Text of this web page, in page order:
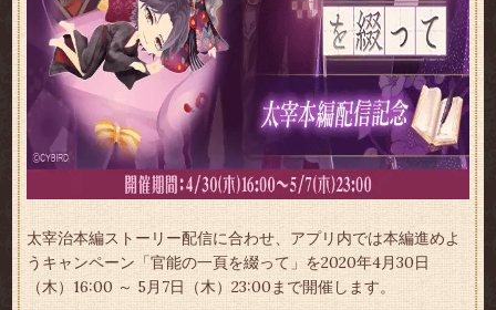
太宰治本編ストーリー配信に合わせ、アプリ内では本編進めよ
うキャンペーン「官能の一頁を綴って」を2020年4月30日
（木）16:00 ～ 5月7日（木）23:00まで開催します。